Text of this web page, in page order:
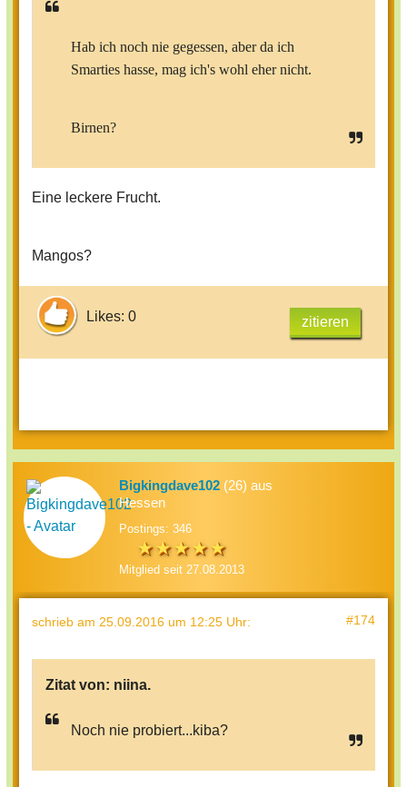
Hab ich noch nie gegessen, aber da ich
Smarties hasse, mag ich's wohl eher nicht.
Birnen?
Eine leckere Frucht.
Mangos?
Likes: 0 zitieren
Bigkingdave102 (26) aus
Hessen
Postings: 346
Mitglied seit 27.08.2013
schrieb am 25.09.2016 um 12:25 Uhr: #174
Zitat von: niina.
Noch nie probiert...kiba?